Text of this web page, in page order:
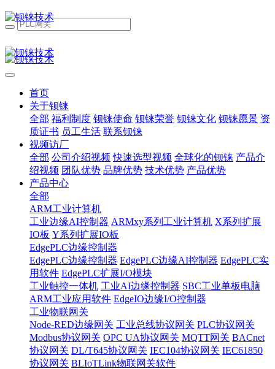
首页
关于钡铼
全部 福利制度 钡铼使命 钡铼荣誉 钡铼文化 钡铼愿景 资
质证书 员工生活 联系钡铼
视频访厂
全部 公司介绍视频 快速选型视频 全球化的钡铼 产品介
绍视频 团队优势 品牌优势 技术优势 产品优势
产品中心
全部
ARM工业计算机
工业边缘AI控制器 ARMxy系列工业计算机 X系列扩展
IO板 Y系列扩展IO板
EdgePLC边缘控制器
EdgePLC边缘控制器 EdgePLC边缘AI控制器 EdgePLC实
用软件 EdgePLC扩展I/O模块
工业触控一体机 工业AI边缘控制器 SBC工业单板电脑
ARM工业应用软件 EdgeIO边缘I/O控制器
工业物联网关
Node-RED边缘网关 工业总线协议网关 PLC协议网关
Modbus协议网关 OPC UA协议网关 MQTT网关 BACnet
协议网关 DL/T645协议网关 IEC104协议网关 IEC61850
协议网关 BLIoTLink物联网关软件